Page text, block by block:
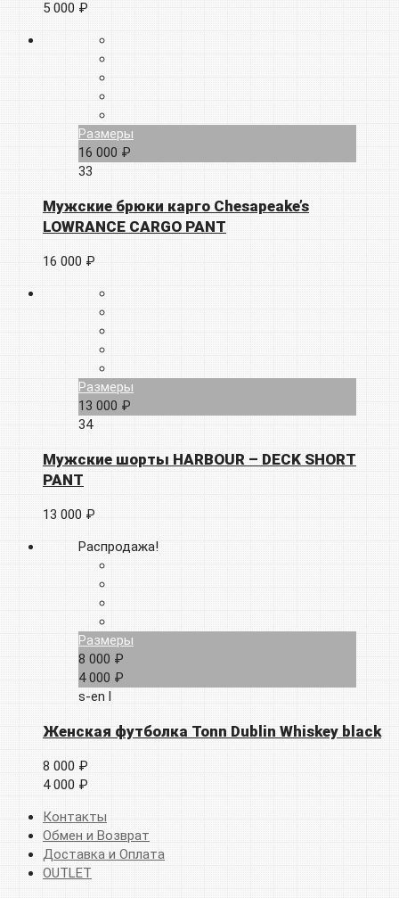
5 000 ₽
Размеры
16 000 ₽
33
Мужские брюки карго Chesapeake’s
LOWRANCE CARGO PANT
16 000 ₽
Размеры
13 000 ₽
34
Мужские шорты HARBOUR – DECK SHORT
PANT
13 000 ₽
Распродажа!
Размеры
8 000 ₽
4 000 ₽
s-en l
Женская футболка Tonn Dublin Whiskey black
8 000 ₽
4 000 ₽
Контакты
Обмен и Возврат
Доставка и Оплата
OUTLET